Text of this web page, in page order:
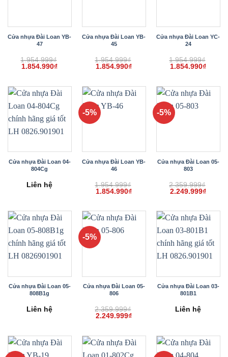
Cửa nhựa Đài Loan YB-
47
1.954.999₫
Giá
1.954.999₫.
1.854.990₫Giá
là:
1.854.990₫.
Cửa nhựa Đài Loan YB-
45
1.954.999₫
Giá
1.954.999₫.
1.854.990₫Giá
là:
1.854.990₫.
Cửa nhựa Đài Loan YC-
24
1.954.999₫
Giá
1.954.999₫.
1.854.990₫Giá
là:
Cửa nhựa Đài Loan 04-
804Cg
Liên hệ
-5%
Cửa nhựa Đài Loan YB-
46
1.954.999₫
Giá
1.954.999₫.
1.854.990₫Giá
là:
1.854.990₫.
-5%
Cửa nhựa Đài Loan 05-
803
2.359.999₫
Giá
2.359.999₫.
2.249.999₫Giá
là:
Cửa nhựa Đài Loan 05-
808B1g
Liên hệ
-5%
Cửa nhựa Đài Loan 05-
806
2.359.999₫
Giá
2.359.999₫.
2.249.999₫Giá
là:
2.249.999₫.
Cửa nhựa Đài Loan 03-
801B1
Liên hệ